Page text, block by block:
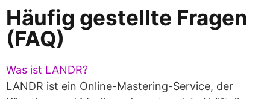
Häufig gestellte Fragen
(FAQ)
Was ist LANDR?
LANDR ist ein Online-Mastering-Service, der